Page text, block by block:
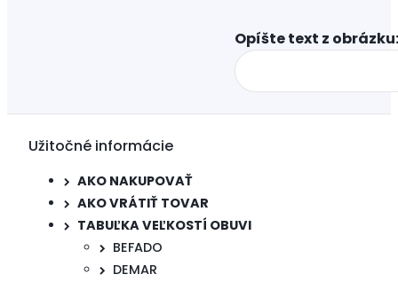
Opíšte text z
Užitočné informácie
AKO NAKUPOVAŤ
AKO VRÁTIŤ TOVAR
TABUĽKA VEĽKOSTÍ OBUVI
BEFADO
DEMAR